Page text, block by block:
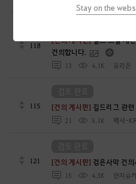
Stay on the
118
[건의 게시판]길드 스킬 개
건의합니다.
13 4.1K 유리은
115 [건의 게시판] 길드리그 관련
21 5.1K 백사-KR
121 [건의 게시판] 검은사막 건
15 4.3K 얀지슈카